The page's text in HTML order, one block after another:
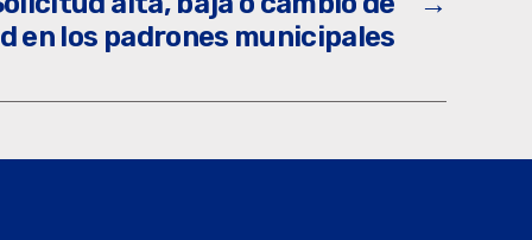
en los padrones municipales